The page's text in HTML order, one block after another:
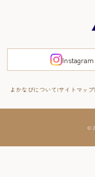
FUKUOKA
福岡・北九州の旅
Instagram
よかなびについて サイトマップ
©